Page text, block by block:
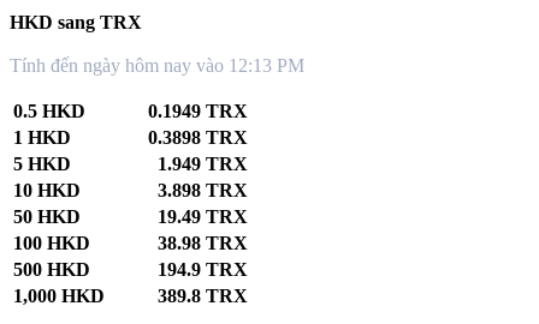
HKD sang TRX
Tính đến ngày hôm nay vào 12:13 PM
0.5 HKD
0.1949 TRX
1 HKD
0.3898 TRX
5 HKD
1.949 TRX
10 HKD
3.898 TRX
50 HKD
19.49 TRX
100 HKD
38.98 TRX
500 HKD
194.9 TRX
1,000 HKD
389.8 TRX